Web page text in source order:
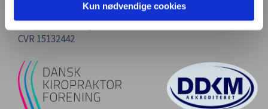
Kun nødvendige cookies
(045) 36 49 90 01
Email:theclinic@mail.tele.dk
CVR 15132442